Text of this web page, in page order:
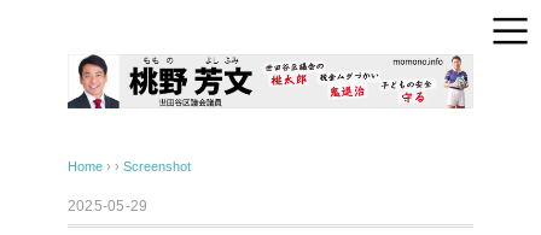
Home › › Screenshot
2025-05-29